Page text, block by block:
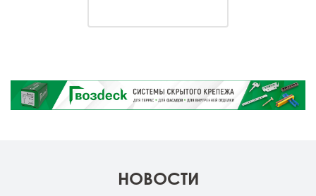
НОВОСТИ